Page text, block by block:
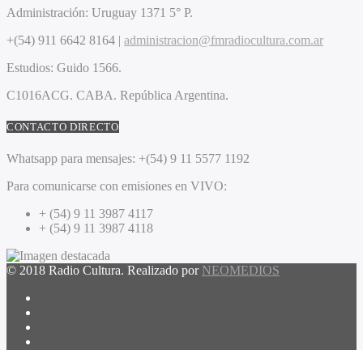
Administración: Uruguay 1371 5° P.
+(54) 911 6642 8164 | administracion@fmradiocultura.com.ar
Estudios: Guido 1566.
C1016ACG. CABA. República Argentina.
CONTACTO DIRECTO
Whatsapp para mensajes: +(54) 9 11 5577 1192
Para comunicarse con emisiones en VIVO:
+ (54) 9 11 3987 4117
+ (54) 9 11 3987 4118
© 2018 Radio Cultura. Realizado por NEOMEDIOS